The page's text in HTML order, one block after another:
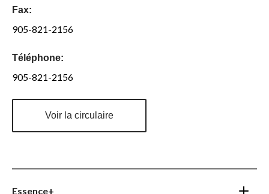
Fax:
905-821-2156
Téléphone:
905-821-2156
Voir la circulaire
Essence+